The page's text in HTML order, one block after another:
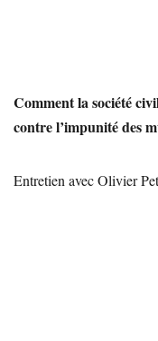
Comment la société
contre l’impunité des
Entretien avec Olivier